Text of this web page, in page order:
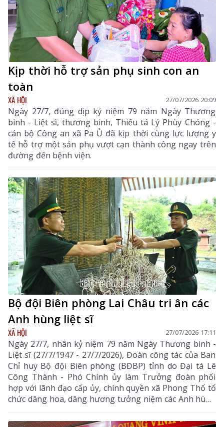
Kịp thời hỗ trợ sản phụ sinh con an
toàn
XÃ HỘI 27/07/2026 20:09
Ngày 27/7, đúng dịp kỷ niệm 79 năm Ngày Thương
binh - Liệt sĩ, thương binh, Thiếu tá Lý Phùy Chóng -
cán bộ Công an xã Pa Ủ đã kịp thời cùng lực lượng y
tế hỗ trợ một sản phụ vượt cạn thành công ngay trên
đường đến bệnh viện.
Bộ đội Biên phòng Lai Châu tri ân các
Anh hùng liệt sĩ
XÃ HỘI 27/07/2026 17:11
Ngày 27/7, nhân kỷ niệm 79 năm Ngày Thương binh -
Liệt sĩ (27/7/1947 - 27/7/2026), Đoàn công tác của Ban
Chỉ huy Bộ đội Biên phòng (BĐBP) tỉnh do Đại tá Lê
Công Thành - Phó Chính ủy làm Trưởng đoàn phối
hợp với lãnh đạo cấp ủy, chính quyền xã Phong Thổ tổ
chức dâng hoa, dâng hương tưởng niệm các Anh hùng
liệt sĩ tại Nhà bia ghi danh các Anh hùng liệt sĩ khu vực
Ma Li Pho và Huổi Luông.